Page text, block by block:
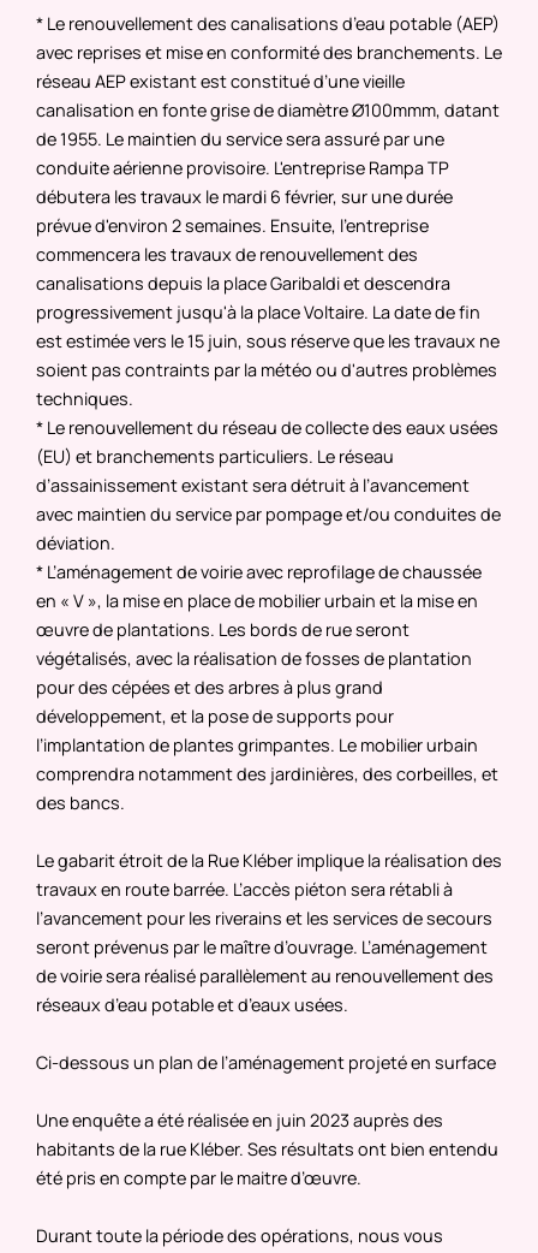
* Le renouvellement des canalisations d’eau potable (AEP)
avec reprises et mise en conformité des branchements. Le
réseau AEP existant est constitué d’une vieille
canalisation en fonte grise de diamètre Ø100mmm, datant
de 1955. Le maintien du service sera assuré par une
conduite aérienne provisoire. L'entreprise Rampa TP
débutera les travaux le mardi 6 février, sur une durée
prévue d'environ 2 semaines. Ensuite, l'entreprise
commencera les travaux de renouvellement des
canalisations depuis la place Garibaldi et descendra
progressivement jusqu'à la place Voltaire. La date de fin
est estimée vers le 15 juin, sous réserve que les travaux ne
soient pas contraints par la météo ou d'autres problèmes
techniques.
* Le renouvellement du réseau de collecte des eaux usées
(EU) et branchements particuliers. Le réseau
d’assainissement existant sera détruit à l’avancement
avec maintien du service par pompage et/ou conduites de
déviation.
* L’aménagement de voirie avec reprofilage de chaussée
en « V », la mise en place de mobilier urbain et la mise en
œuvre de plantations. Les bords de rue seront
végétalisés, avec la réalisation de fosses de plantation
pour des cépées et des arbres à plus grand
développement, et la pose de supports pour
l’implantation de plantes grimpantes. Le mobilier urbain
comprendra notamment des jardinières, des corbeilles, et
des bancs.
Le gabarit étroit de la Rue Kléber implique la réalisation des
travaux en route barrée. L’accès piéton sera rétabli à
l’avancement pour les riverains et les services de secours
seront prévenus par le maître d’ouvrage. L’aménagement
de voirie sera réalisé parallèlement au renouvellement des
réseaux d’eau potable et d’eaux usées.
Ci-dessous un plan de l’aménagement projeté en surface
Une enquête a été réalisée en juin 2023 auprès des
habitants de la rue Kléber. Ses résultats ont bien entendu
été pris en compte par le maitre d’œuvre.
Durant toute la période des opérations, nous vous